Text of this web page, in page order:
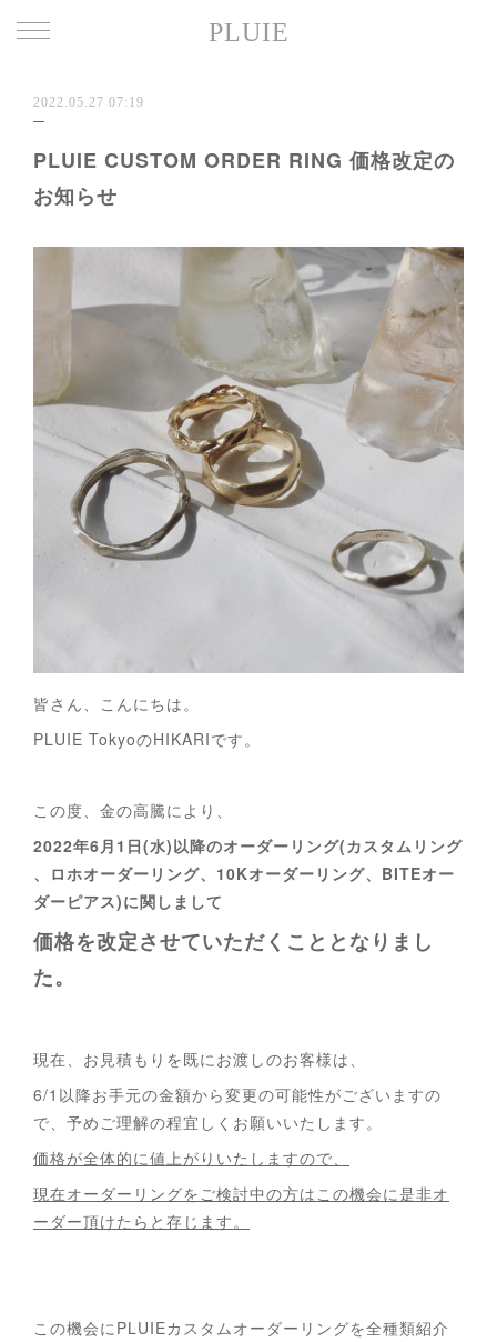
PLUIE
2022.05.27 07:19
PLUIE CUSTOM ORDER RING 価格改定の
お知らせ
皆さん、こんにちは。
PLUIE TokyoのHIKARIです。
この度、金の高騰により、
2022年6月1日(水)以降のオーダーリング(カスタムリング
、ロホオーダーリング、10Kオーダーリング、BITEオー
ダーピアス)に関しまして
価格を改定させていただくこととなりまし
た。
現在、お見積もりを既にお渡しのお客様は、
6/1以降お手元の金額から変更の可能性がございますの
で、予めご理解の程宜しくお願いいたします。
価格が全体的に値上がりいたしますので、
現在オーダーリングをご検討中の方はこの機会に是非オ
ーダー頂けたらと存じます。
この機会にPLUIEカスタムオーダーリングを全種類紹介